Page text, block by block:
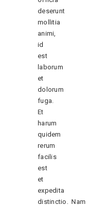
deserunt
mollitia
animi,
id
est
laborum
et
dolorum
fuga.
Et
harum
quidem
rerum
facilis
est
et
expedita
distinctio. Nam